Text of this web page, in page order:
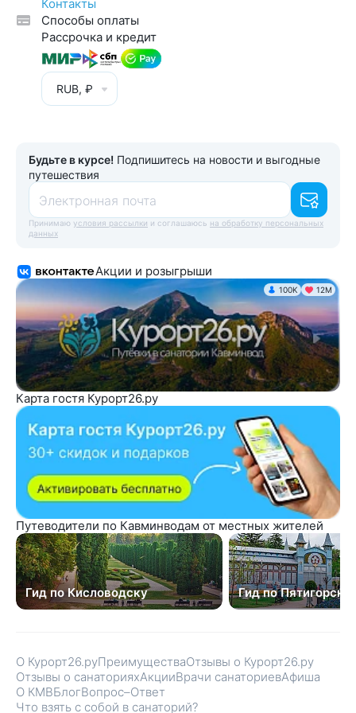
Контакты
Способы оплаты
Рассрочка и кредит
RUB, ₽
Будьте в курсе! Подпишитесь на новости и выгодные
путешествия
Электронная почта
Принимаю условия рассылки и соглашаюсь на обработку персональных
данных
Акции и розыгрыши
100K 12М
Карта гостя Курорт26.ру
Путеводители по Кавминводам от местных жителей
Гид по Кисловодску Гид по Пятигорску
О Курорт26.руПреимуществаОтзывы о Курорт26.ру
Отзывы о санаторияхАкцииВрачи санаториевАфиша
О КМВБлогВопрос–Ответ
Что взять с собой в санаторий?